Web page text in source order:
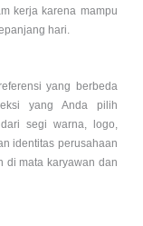
kerja karena mampu
hari.
yang berbeda
yang Anda pilih
segi warna, logo,
identitas perusahaan
di mata karyawan dan